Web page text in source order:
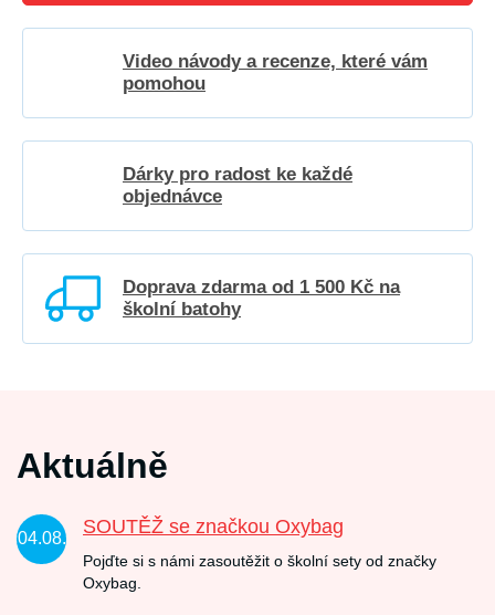
Video návody a recenze, které vám
pomohou
Dárky pro radost ke každé
objednávce
Doprava zdarma od 1 500 Kč na
školní batohy
Aktuálně
04.08.
SOUTĚŽ se značkou Oxybag
Pojďte si s námi zasoutěžit o školní sety od značky
Oxybag.